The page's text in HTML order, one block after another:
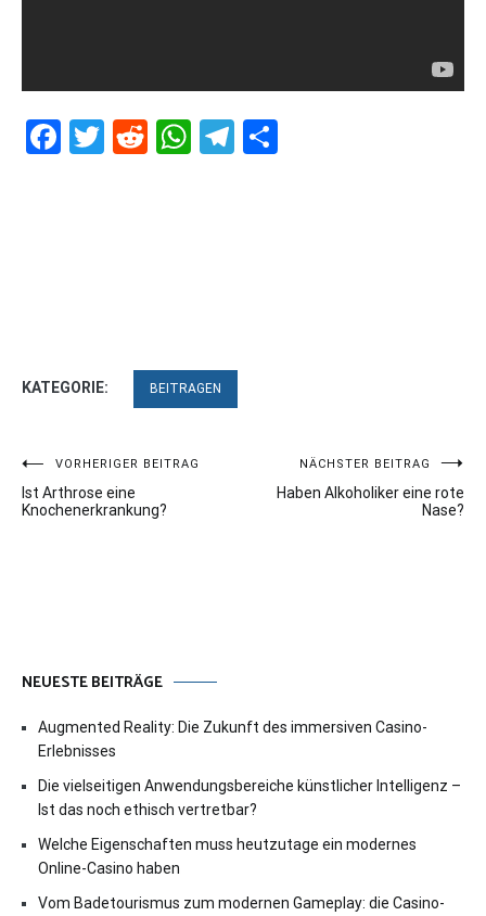
Facebook
Twitter
RedditWhatsApp
Telegram
KATEGORIE: BEITRAGEN
Beitragsnavigation
VORHERIGER BEITRAG
Ist Arthrose eine
Knochenerkrankung?
NÄCHSTER BEITRAG
Haben Alkoholiker eine rote
Nase?
NEUESTE BEITRÄGE
Augmented Reality: Die Zukunft des immersiven Casino-
Erlebnisses
Die vielseitigen Anwendungsbereiche künstlicher Intelligenz –
Ist das noch ethisch vertretbar?
Welche Eigenschaften muss heutzutage ein modernes
Online-Casino haben
Vom Badetourismus zum modernen Gameplay: die Casino-